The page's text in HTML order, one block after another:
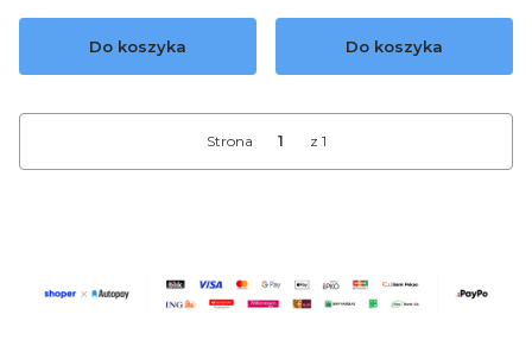
Do koszyka Do koszyka
Strona z 1